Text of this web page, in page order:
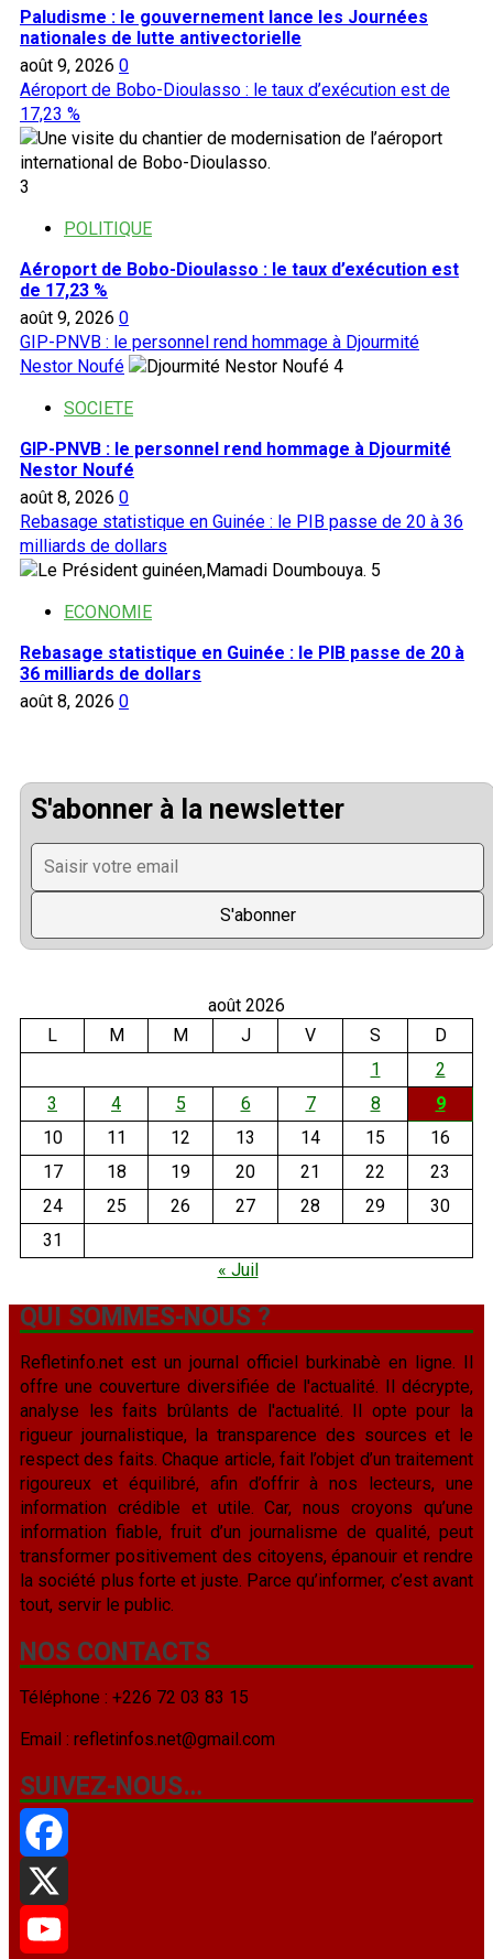
CFA
Paludisme : le gouvernement lance les Journées
nationales de lutte antivectorielle
août 9, 2026 0
Aéroport de Bobo-Dioulasso : le taux d’exécution est de
17,23 %
3
POLITIQUE
Aéroport de Bobo-Dioulasso : le taux d’exécution est
de 17,23 %
août 9, 2026 0
GIP-PNVB : le personnel rend hommage à Djourmité
Nestor Noufé
4
SOCIETE
GIP-PNVB : le personnel rend hommage à Djourmité
Nestor Noufé
août 8, 2026 0
Rebasage statistique en Guinée : le PIB passe de 20 à 36
milliards de dollars
5
ECONOMIE
Rebasage statistique en Guinée : le PIB passe de 20 à
36 milliards de dollars
août 8, 2026 0
S'abonner à la newsletter
août 2026
L
M M J V S
D
1
2
3
4 5 6 7 8
9
10
11 12 13 14 15
16
17
18 19 20 21 22
23
24
25 26 27 28 29
30
31
« Juil
QUI SOMMES-NOUS ?
Refletinfo.net est un journal officiel burkinabè en ligne. Il
offre une couverture diversifiée de l'actualité. Il décrypte,
analyse les faits brûlants de l'actualité. Il opte pour la
rigueur journalistique, la transparence des sources et le
respect des faits. Chaque article, fait l’objet d’un traitement
rigoureux et équilibré, afin d’offrir à nos lecteurs, une
information crédible et utile. Car, nous croyons qu’une
information fiable, fruit d’un journalisme de qualité, peut
transformer positivement des citoyens, épanouir et rendre
la société plus forte et juste. Parce qu’informer, c’est avant
tout, servir le public.
NOS CONTACTS
Téléphone : +226 72 03 83 15
Email : refletinfos.net@gmail.com
SUIVEZ-NOUS…
Facebook
X